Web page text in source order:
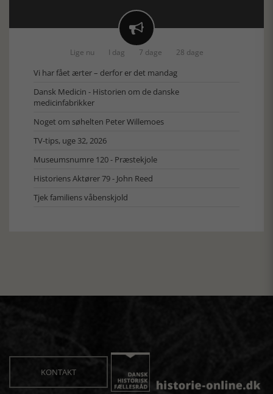

Lige nu I dag 7 dage 28 dage
Vi har fået ærter – derfor er det mandag
Dansk Medicin - Historien om de danske
medicinfabrikker
Noget om søhelten Peter Willemoes
TV-tips, uge 32, 2026
Museumsnumre 120 - Præstekjole
Historiens Aktører 79 - John Reed
Tjek familiens våbenskjold
KONTAKT